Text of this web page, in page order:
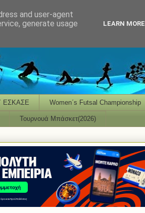
ΕΣΚΑΣΕ Women΄s Futsal Championship
Τουρνουά Μπάσκετ(2026)
and user-agent
generate usage
LEARN MORE